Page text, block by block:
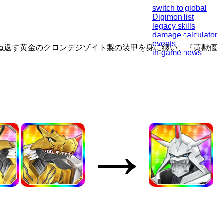
switch to global
Digimon list
legacy skills
damage calculator
events
in-game news
す黄金のクロンデジゾイト製の装甲を身に纏い、『黄獣偃
→